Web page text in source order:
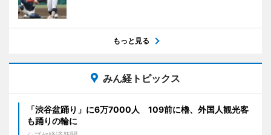
もっと見る
みん経トピックス
「渋谷盆踊り」に6万7000人 109前に櫓、外国人観光客
も踊りの輪に